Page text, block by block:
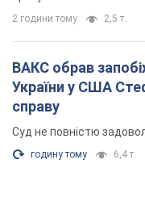
2 години тому 2,5 т.
ВАКС обрав запобіжний захід експосолці
України у США Стефанішиній: що відомо про
справу
Суд не повністю
годину тому 6,4 т.